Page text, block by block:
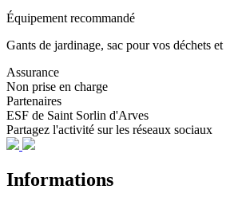
Équipement recommandé
Gants de jardinage, sac pour vos déchets et
Assurance
Non prise en charge
Partenaires
ESF de Saint Sorlin d'Arves
Partagez l'activité sur les réseaux sociaux
Informations